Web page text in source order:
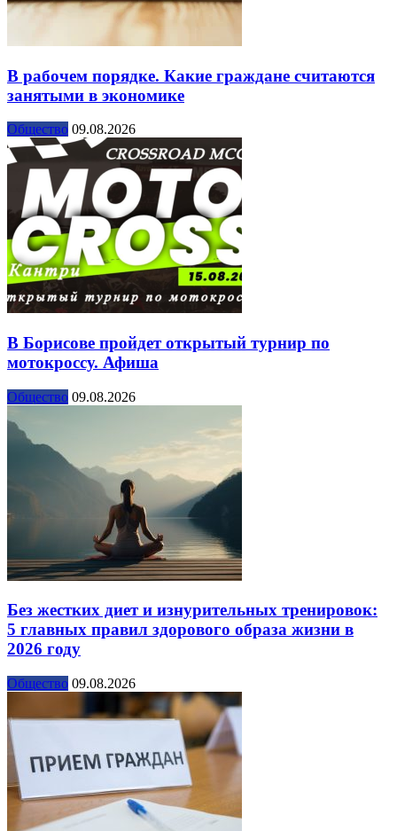
В рабочем порядке. Какие граждане считаются
занятыми в экономике
Общество 09.08.2026
В Борисове пройдет открытый турнир по
мотокроссу. Афиша
Общество 09.08.2026
Без жестких диет и изнурительных тренировок:
5 главных правил здорового образа жизни в
2026 году
Общество 09.08.2026